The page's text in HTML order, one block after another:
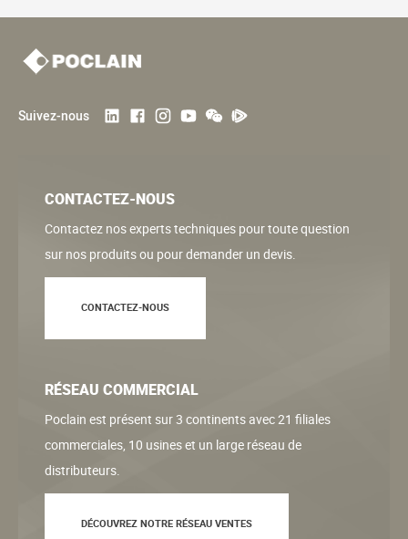
Suivez-nous
CONTACTEZ-NOUS
Contactez nos experts techniques pour toute question
sur nos produits ou pour demander un devis.
CONTACTEZ-NOUS
RÉSEAU COMMERCIAL
Poclain est présent sur 3 continents avec 21 filiales
commerciales, 10 usines et un large réseau de
distributeurs.
DÉCOUVREZ NOTRE RÉSEAU VENTES